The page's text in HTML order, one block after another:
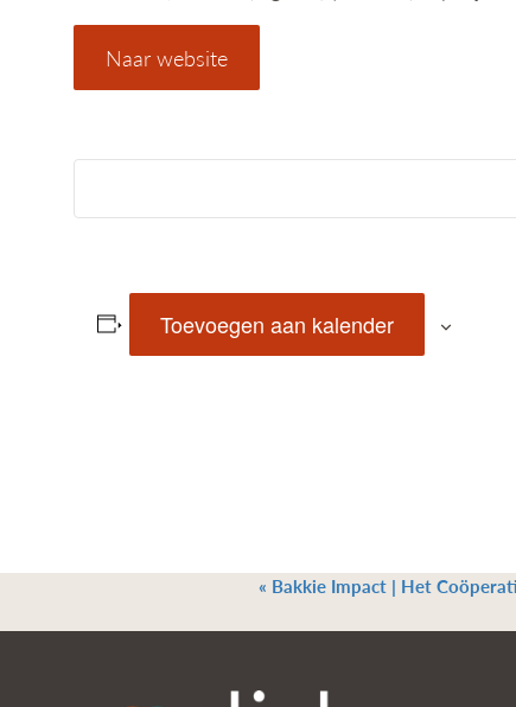
Naar website
Toevoegen aan kalender
« Bakkie Impact | Het